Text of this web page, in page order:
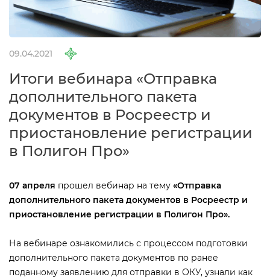
09.04.2021
Итоги вебинара «Отправка
дополнительного пакета
документов в Росреестр и
приостановление регистрации
Полигон Про»
07 апреля прошел вебинар на тему «Отправка
дополнительного пакета документов в Росреестр и
приостановление регистрации в Полигон Про».
На вебинаре ознакомились с процессом подготовки
дополнительного пакета документов по ранее
поданному заявлению для отправки в ОКУ, узнали как